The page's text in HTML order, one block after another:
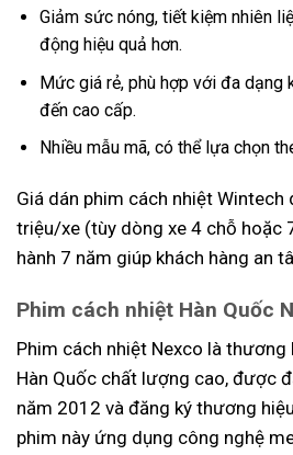
Giảm sức nóng, tiết kiệm nhiên
động hiệu quả hơn.
Mức giá rẻ, phù hợp với đa dạng
đến cao cấp.
Nhiều mẫu mã, có thể lựa chọn
Giá dán phim cách nhiệt
triệu/xe (tùy dòng xe 4 chỗ hoặc
hành 7 năm giúp khách hàng an
Phim cách nhiệt Hàn Quốc
Phim cách nhiệt Nexco là
Hàn Quốc chất lượng cao, được
năm 2012 và đăng ký thương
phim này ứng dụng công nghệ